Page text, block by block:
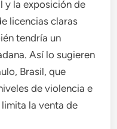
y la exposición de
licencias claras
tendría un
Así lo sugieren
Brasil, que
de violencia e
la venta de